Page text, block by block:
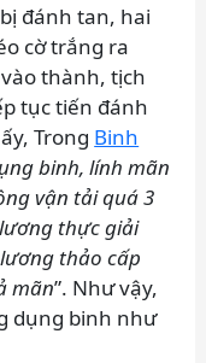
đánh tan, hai
cờ trắng ra
thành, tịch
tục tiến đánh
Trong Binh
binh, lính mãn
vận tải quá 3
thực giải
thảo cấp
mãn”. Như vậy,
dụng binh như